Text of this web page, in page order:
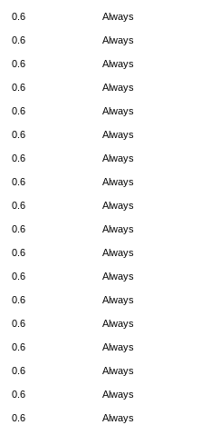
Always
0.6
Always
0.6
Always
0.6
Always
0.6
Always
0.6
Always
0.6
Always
0.6
Always
0.6
Always
0.6
Always
0.6
Always
0.6
Always
0.6
Always
0.6
Always
0.6
Always
0.6
Always
0.6
Always
0.6
Always
0.6